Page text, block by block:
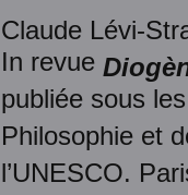
Claude Lévi-
In revue
publiée sous
Philosophie et
l’UNESCO.